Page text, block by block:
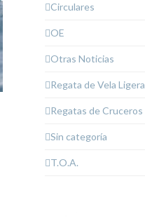
Circulares
OE
Otras Noticias
Regata de Vela Ligera
Regatas de Cruceros
Sin categoría
T.O.A.